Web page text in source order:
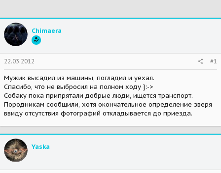
Chimaera
22.03.2012 #1
Мужик высадил из машины, погладил и уехал.
Спасибо, что не выбросил на полном ходу ]:->
Собаку пока припрятали добрые люди, ищется транспорт.
Породникам сообщили, хотя окончательное определение зверя
ввиду отсутствия фотографий откладывается до приезда.
Yaska